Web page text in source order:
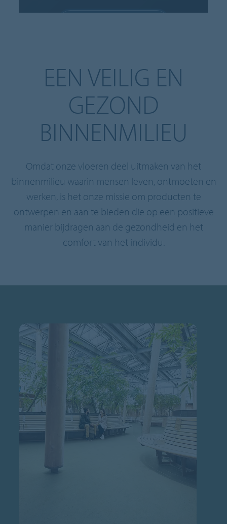
EEN VEILIG EN
GEZOND
BINNENMILIEU
Omdat onze vloeren deel uitmaken van het
binnenmilieu waarin mensen leven, ontmoeten en
werken, is het onze missie om producten te
ontwerpen en aan te bieden die op een positieve
manier bijdragen aan de gezondheid en het
comfort van het individu.